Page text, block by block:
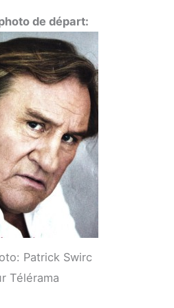
de départ:
Patrick Swirc
Télérama